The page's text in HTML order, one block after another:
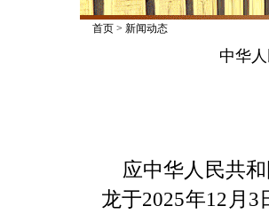
首页> 新闻动态
中华
应中华人民共
龙于2025年12月